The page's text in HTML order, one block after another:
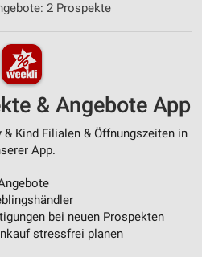
2 Prospekte
& Angebote App
& Kind Filialen & Öffnungszeiten in
App.
bei neuen Prospekten
stressfrei planen